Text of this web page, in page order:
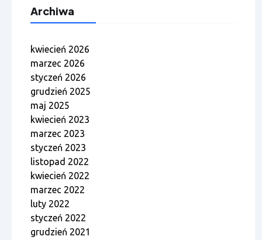
Archiwa
kwiecień 2026
marzec 2026
styczeń 2026
grudzień 2025
maj 2025
kwiecień 2023
marzec 2023
styczeń 2023
listopad 2022
kwiecień 2022
marzec 2022
luty 2022
styczeń 2022
grudzień 2021